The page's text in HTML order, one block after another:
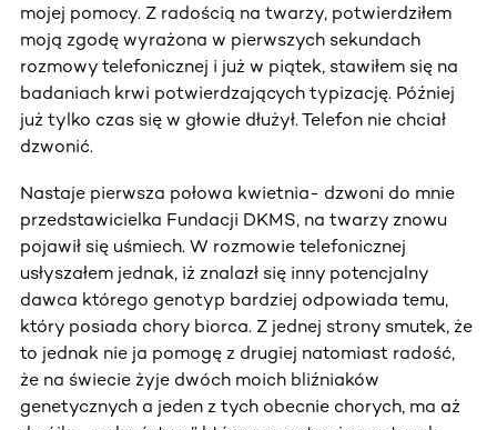
mojej pomocy. Z radością na twarzy, potwierdziłem
moją zgodę wyrażona w pierwszych sekundach
rozmowy telefonicznej i już w piątek, stawiłem się na
badaniach krwi potwierdzających typizację. Później
już tylko czas się w głowie dłużył. Telefon nie chciał
dzwonić.
Nastaje pierwsza połowa kwietnia- dzwoni do mnie
przedstawicielka Fundacji DKMS, na twarzy znowu
pojawił się uśmiech. W rozmowie telefonicznej
usłyszałem jednak, iż znalazł się inny potencjalny
dawca którego genotyp bardziej odpowiada temu,
który posiada chory biorca. Z jednej strony smutek, że
to jednak nie ja pomogę z drugiej natomiast radość,
że na świecie żyje dwóch moich bliźniaków
genetycznych a jeden z tych obecnie chorych, ma aż